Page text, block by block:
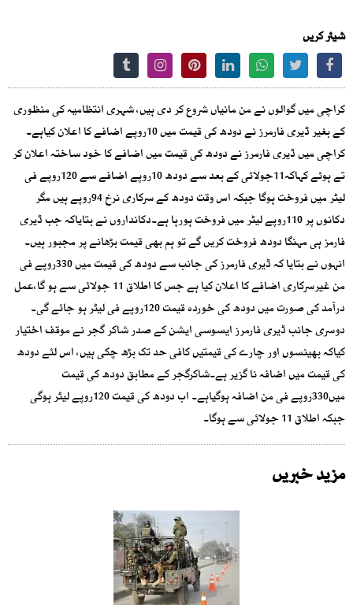
شیئر کریں
کراچی میں گوالوں نے من مانیاں شروع کر دی ہیں، شہری انتظامیہ کی منظوری
کے بغیر ڈیری فارمرز نے دودھ کی قیمت میں 10روپے اضافے کا اعلان کیاہے۔
کراچی میں ڈیری فارمرز نے دودھ کی قیمت میں اضافے کا خود ساختہ اعلان کر
تے ہوئے کہاکہ11جولائی کے بعد سے دودھ 10روپے اضافے سے 120روپے فی
لیٹر میں فروخت ہوگا جبکہ اس وقت دودھ کے سرکاری نرخ 94روپے ہیں مگر
دکانوں پر 110روپے لیٹر میں فروخت ہورہا ہے۔دکانداروں نے بتایاکہ جب ڈیری
فارمز ہی مہنگا دودھ فروخت کریں گے تو ہم بھی قیمت بڑھانے پر مجبور ہیں۔
انہوں نے بتایا کہ ڈیری فارمرز کی جانب سے دودھ کی قیمت میں 330روپے فی
من غیرسرکاری اضافے کا اعلان کیا ہے جس کا اطلاق 11 جولائی سے ہو گا،عمل
درآمد کی صورت میں دودھ کی خوردہ قیمت 120روپے فی لیٹر ہو جائے گی۔
دوسری جانب ڈیری فارمرز ایسوسی ایشن کے صدر شاکر گجر نے موقف اختیار
کیاکہ بھینسوں اور چارے کی قیمتیں کافی حد تک بڑھ چکی ہیں، اس لئے دودھ
کی قیمت میں اضافہ نا گزیر ہے۔شاکرگجر کے مطابق دودھ کی قیمت
میں330روپے فی من اضافہ ہوگیاہے۔ اب دودھ کی قیمت 120روپے لیٹر ہوگی
جبکہ اطلاق 11 جولائی سے ہوگا۔
مزید خبریں